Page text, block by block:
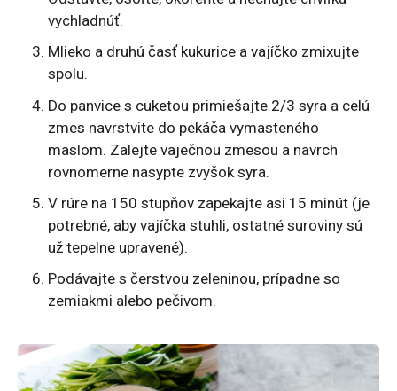
vychladnúť.
Mlieko a druhú časť kukurice a vajíčko zmixujte
spolu.
Do panvice s cuketou primiešajte 2/3 syra a celú
zmes navrstvite do pekáča vymasteného
maslom. Zalejte vaječnou zmesou a navrch
rovnomerne nasypte zvyšok syra.
V rúre na 150 stupňov zapekajte asi 15 minút (je
potrebné, aby vajíčka stuhli, ostatné suroviny sú
už tepelne upravené).
Podávajte s čerstvou zeleninou, prípadne so
zemiakmi alebo pečivom.